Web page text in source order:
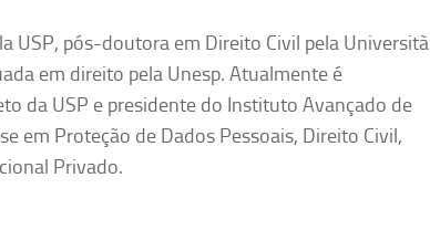
USP, pós-doutora em Direito Civil pela Università
em direito pela Unesp. Atualmente é
da USP e presidente do Instituto Avançado de
em Proteção de Dados Pessoais, Direito Civil,
Privado.